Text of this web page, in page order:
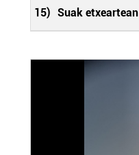
15) Suak etxeartean